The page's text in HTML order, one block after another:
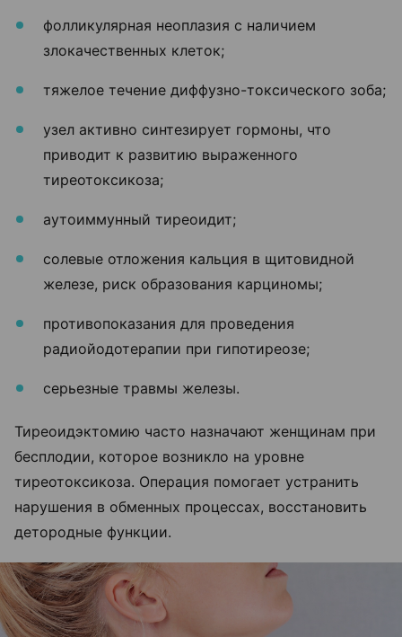
фолликулярная неоплазия с наличием
злокачественных клеток;
тяжелое течение диффузно-токсического зоба;
узел активно синтезирует гормоны, что
приводит к развитию выраженного
тиреотоксикоза;
аутоиммунный тиреоидит;
солевые отложения кальция в щитовидной
железе, риск образования карциномы;
противопоказания для проведения
радиойодотерапии при гипотиреозе;
серьезные травмы железы.
Тиреоидэктомию часто назначают женщинам при
бесплодии, которое возникло на уровне
тиреотоксикоза. Операция помогает устранить
нарушения в обменных процессах, восстановить
детородные функции.